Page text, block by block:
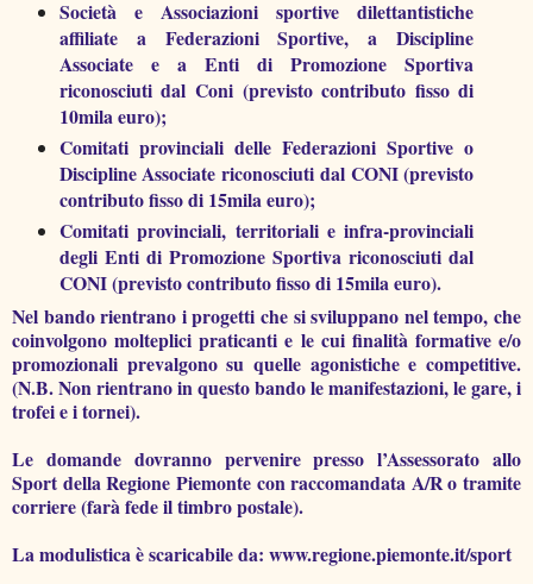
Società e Associazioni sportive dilettantistiche
affiliate a Federazioni Sportive, a Discipline
Associate e a Enti di Promozione Sportiva
riconosciuti dal Coni (previsto contributo fisso di
10mila euro);
Comitati provinciali delle Federazioni Sportive o
Discipline Associate riconosciuti dal CONI (previsto
contributo fisso di 15mila euro);
Comitati provinciali, territoriali e infra-provinciali
degli Enti di Promozione Sportiva riconosciuti dal
CONI (previsto contributo fisso di 15mila euro).
Nel bando rientrano i progetti che si sviluppano nel tempo, che
coinvolgono molteplici praticanti e le cui finalità formative e/o
promozionali prevalgono su quelle agonistiche e competitive.
(N.B. Non rientrano in questo bando le manifestazioni, le gare, i
trofei e i tornei).
Le domande dovranno pervenire presso l’Assessorato allo
Sport della Regione Piemonte con raccomandata A/R o tramite
corriere (farà fede il timbro postale).
La modulistica è scaricabile da: www.regione.piemonte.it/sport